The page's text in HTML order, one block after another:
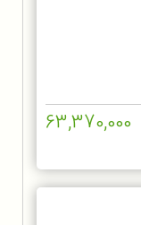
63,370,000